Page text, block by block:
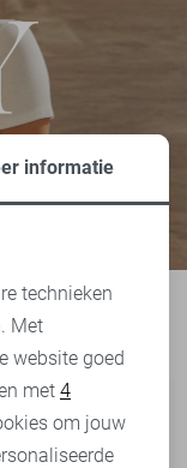
informatie
technieken
Met
website goed
met 4
om jouw